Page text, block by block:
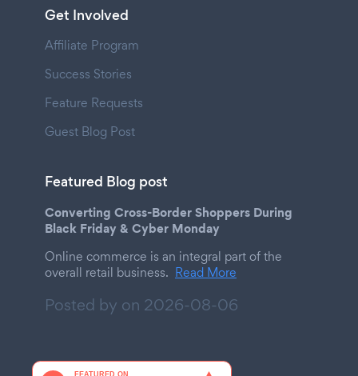
Get Involved
Affiliate Program
Success Stories
Feature Requests
Guest Blog Post
Featured Blog post
Converting Cross-Border Shoppers During
Black Friday & Cyber Monday
Online commerce is an integral part of the
overall retail business. Read More
Posted by on 2026-08-06